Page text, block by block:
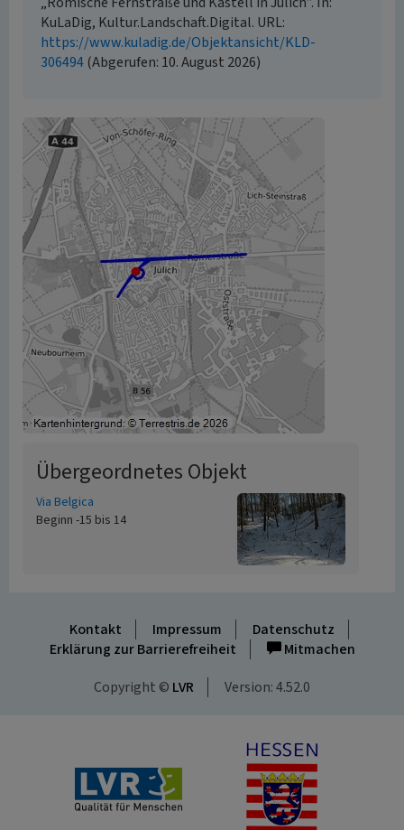
KuLaDig, Kultur.Landschaft.Digital. URL:
https://www.kuladig.de/Objektansicht/KLD-
306494(Abgerufen: 10. August 2026)
Übergeordnetes Objekt
Via Belgica
Beginn -15 bis 14
Kontakt Impressum
Datenschutz
Erklärung zur Barrierefreiheit
Mitmachen
Copyright © LVR Version: 4.52.0